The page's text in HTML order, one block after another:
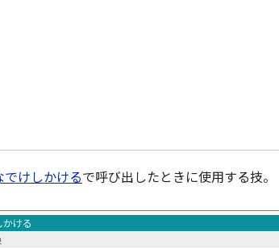
でけしかけるで呼び出したときに使用する技。
かける